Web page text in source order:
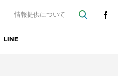
情報提供について
LINE